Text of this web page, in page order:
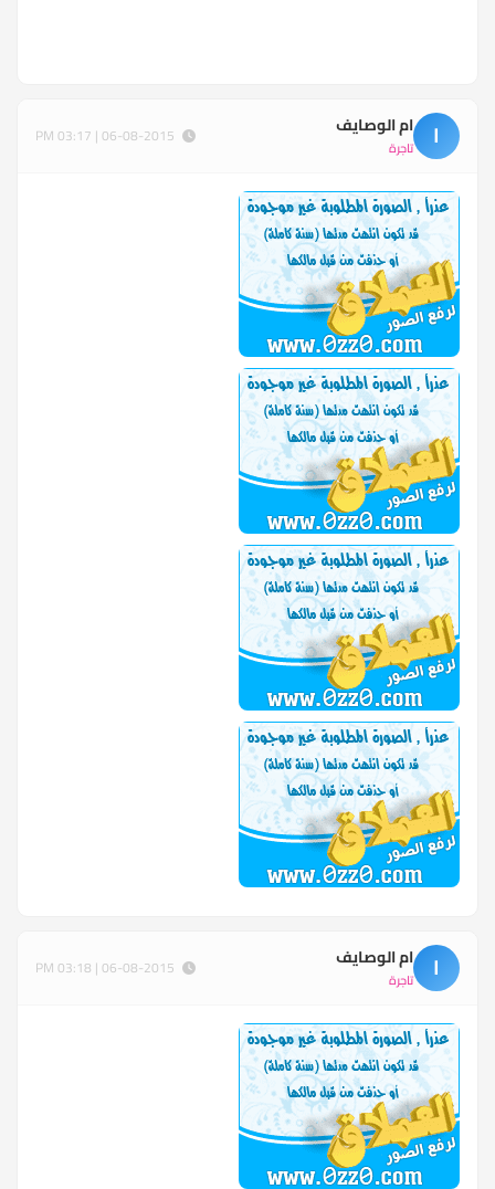
ا ام الوصايف
تاجرة
ا ام الوصايف
تاجرة